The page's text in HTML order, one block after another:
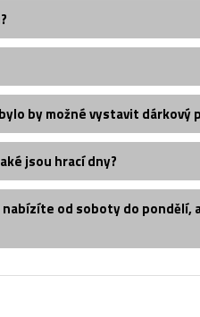
by možné vystavit dárkový
jsou hrací dny?
od soboty do pondělí,